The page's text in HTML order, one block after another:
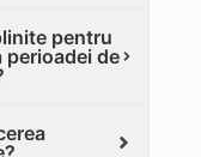
pentru
perioadei de